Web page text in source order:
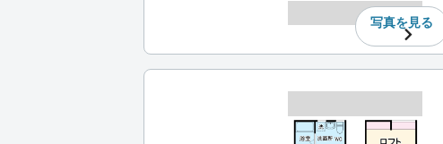
写真を見る